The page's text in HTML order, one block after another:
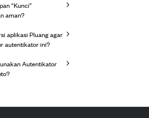
“Kunci”
aman?
aplikasi Pluang agar
autentikator ini?
Autentikator